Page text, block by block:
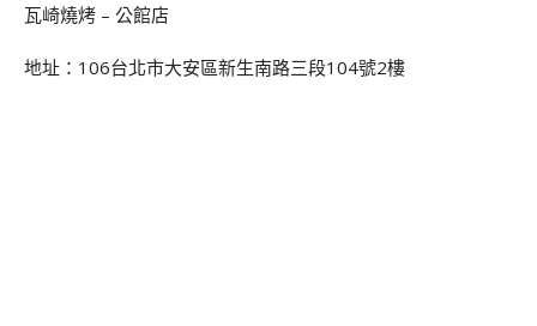
瓦崎燒烤 – 公館店
地址：106台北市大安區新生南路三段104號2樓